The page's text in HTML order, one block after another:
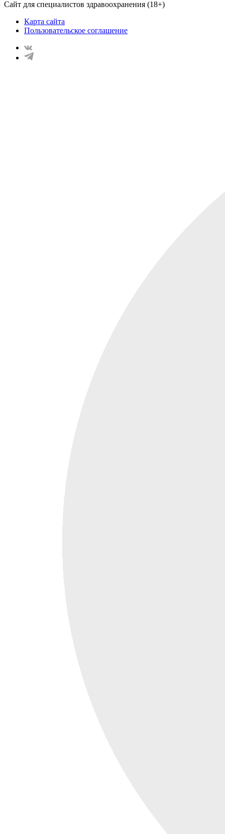
Сайт для специалистов здравоохранения (18+)
Карта сайта
Пользовательское соглашение